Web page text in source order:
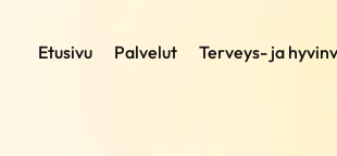
Etusivu Palvelut Terveys- ja